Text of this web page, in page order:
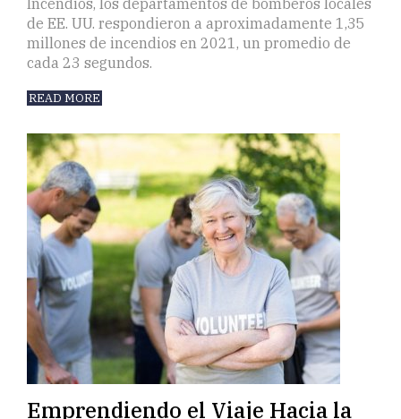
Incendios, los departamentos de bomberos locales
de EE. UU. respondieron a aproximadamente 1,35
millones de incendios en 2021, un promedio de
cada 23 segundos.
READ MORE
Emprendiendo el Viaje Hacia la